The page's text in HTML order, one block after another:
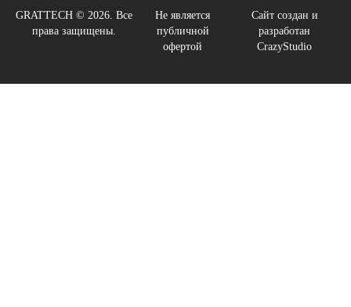
GRATTECH © 2026. Все
права защищены.
Не является
публичной
офертой
Сайт создан и
разработан
CrazyStudio